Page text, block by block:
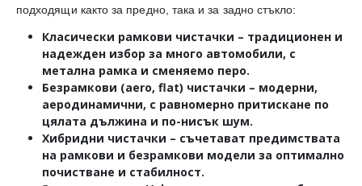
подходящи както за предно, така и за задно стъкло:
Класически рамкови чистачки – традиционен и
надежден избор за много автомобили, с
метална рамка и сменяемо перо.
Безрамкови (aero, flat) чистачки – модерни,
аеродинамични, с равномерно притискане по
цялата дължина и по-нисък шум.
Хибридни чистачки – съчетават предимствата
на рамкови и безрамкови модели за оптимално
почистване и стабилност.